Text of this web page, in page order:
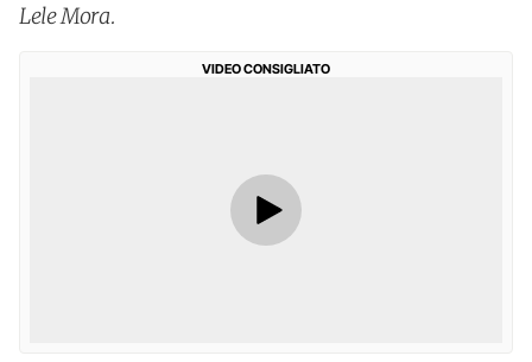
Lele Mora.
VIDEO CONSIGLIATO